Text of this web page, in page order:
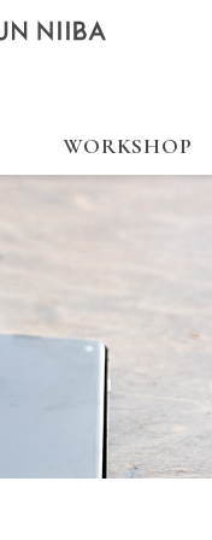
WORKSHOP